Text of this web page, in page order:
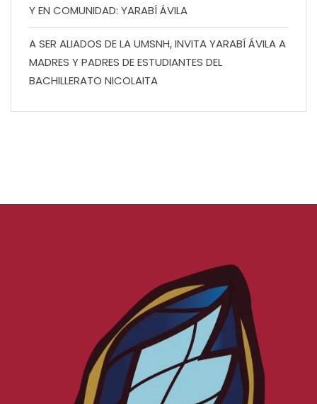
Y EN COMUNIDAD: YARABÍ ÁVILA
A SER ALIADOS DE LA UMSNH, INVITA YARABÍ ÁVILA A
MADRES Y PADRES DE ESTUDIANTES DEL
BACHILLERATO NICOLAITA